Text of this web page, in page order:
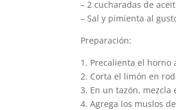
– 2 cucharadas de
– Sal y pimienta al
Preparación:
1. Precalienta el horno
2. Corta el limón en
3. En un tazón,
4. Agrega los muslos